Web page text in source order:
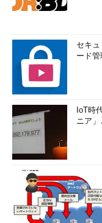
セキ
ード管
IoT時
ニア